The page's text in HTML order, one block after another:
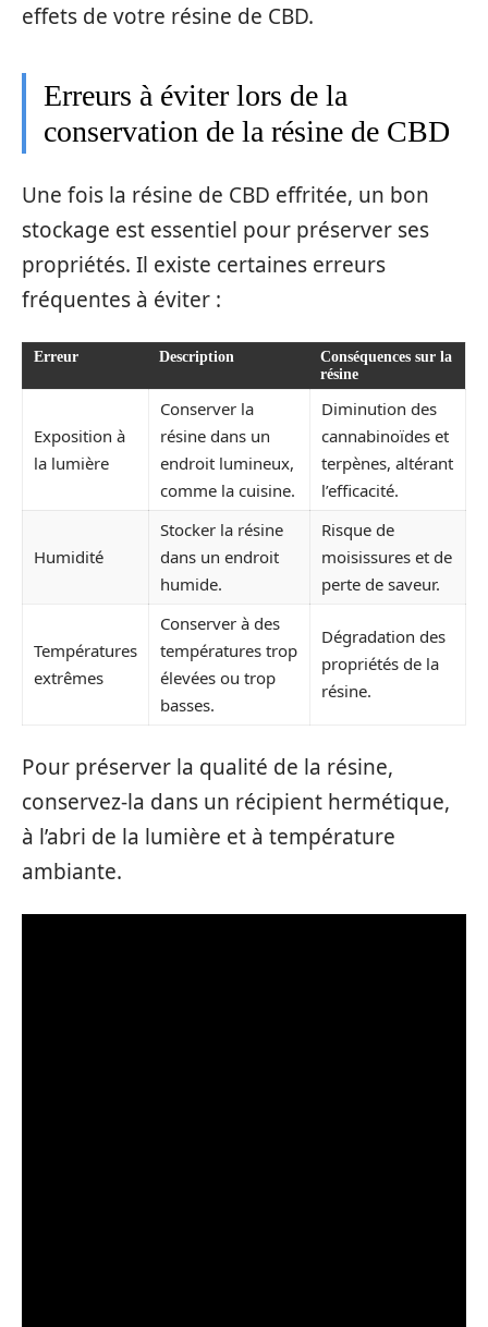
effets de votre résine de CBD.
Erreurs à éviter lors de la
conservation de la résine de CBD
Une fois la résine de CBD effritée, un bon
stockage est essentiel pour préserver ses
propriétés. Il existe certaines erreurs
fréquentes à éviter :
Erreur Description
Conséquences sur la
résine
Exposition à
la lumière
Conserver la
résine dans un
endroit lumineux,
comme la cuisine.
Diminution des
cannabinoïdes et
terpènes, altérant
l’efficacité.
Humidité
Stocker la résine
dans un endroit
humide.
Risque de
moisissures et de
perte de saveur.
Températures
extrêmes
Conserver à des
températures trop
élevées ou trop
basses.
Dégradation des
propriétés de la
résine.
Pour préserver la qualité de la résine,
conservez-la dans un récipient hermétique,
à l’abri de la lumière et à température
ambiante.